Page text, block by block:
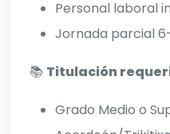
Personal laboral
Jornada parcial
📚 Titulación
Grado Medio o